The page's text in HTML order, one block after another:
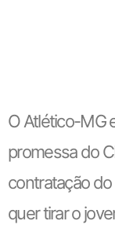
O Atlético-MG
promessa do
contratação do
quer tirar o